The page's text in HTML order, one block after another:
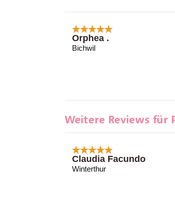
Orphea .
Bichwil
Weitere Reviews für
Claudia Facundo
Winterthur